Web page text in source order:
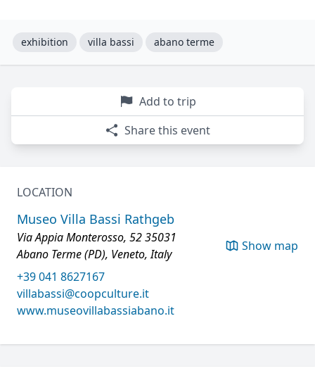
exhibition villa bassi abano terme
Add to trip
Share this event
LOCATION
Museo Villa Bassi Rathgeb
Via Appia Monterosso, 52 35031
Abano Terme (PD), Veneto, Italy
Show map
+39 041 8627167
villabassi@coopculture.it
www.museovillabassiabano.it